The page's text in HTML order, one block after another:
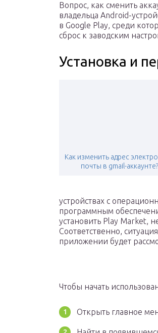
Вопрос, как сменить
владельца Android-
в Google Play, среди
сброс к заводским
Установка и
Как изменить адрес
почты в gmail-аккаунте?
устройствах с
программным
установить Play Market,
Соответственно,
приложении будет
Чтобы начать
Открыть главное